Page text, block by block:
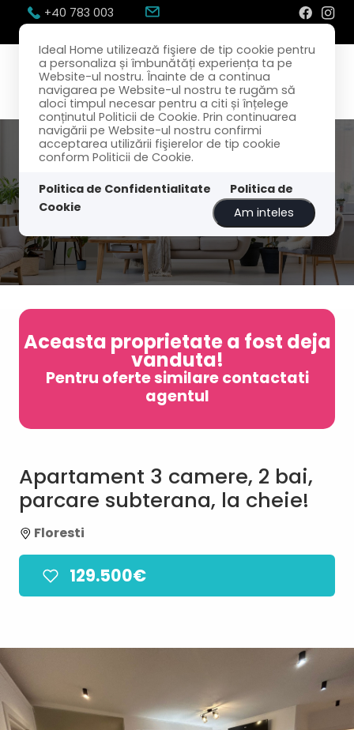
Ideal Home utilizează fişiere de tip cookie pentru
a personaliza și îmbunătăți experiența ta pe
Website-ul nostru. Înainte de a continua
navigarea pe Website-ul nostru te rugăm să
aloci timpul necesar pentru a citi și înțelege
conținutul Politicii de Cookie. Prin continuarea
navigării pe Website-ul nostru confirmi
acceptarea utilizării fişierelor de tip cookie
conform Politicii de Cookie.
Politica de Confidentialitate
Politica de
Cookie
Am inteles
+40 783 003
Aceasta proprietate a fost deja
vanduta!
Pentru oferte similare contactati
agentul
Apartament 3 camere, 2 bai,
parcare subterana, la cheie!
Floresti
129.500€